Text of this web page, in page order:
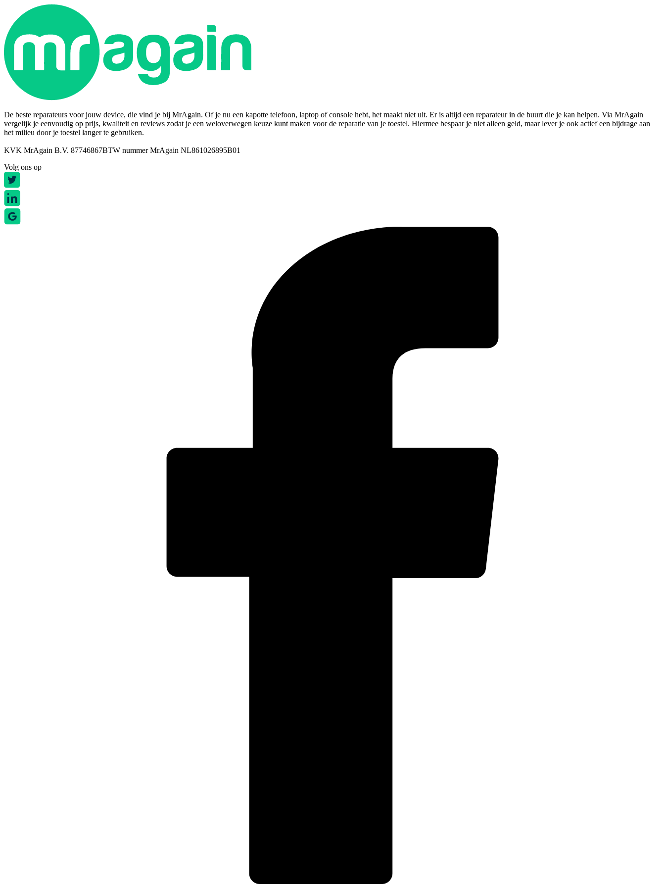
De beste reparateurs voor jouw device, die vind je bij MrAgain. Of je nu een kapotte telefoon, laptop of console hebt, het maakt niet uit. Er is altijd een reparateur in de buurt die je kan helpen. Via MrAgain
vergelijk je eenvoudig op prijs, kwaliteit en reviews zodat je een weloverwegen keuze kunt maken voor de reparatie van je toestel. Hiermee bespaar je niet alleen geld, maar lever je ook actief een bijdrage aan
het milieu door je toestel langer te gebruiken.
KVK MrAgain B.V. 87746867BTW nummer MrAgain NL861026895B01
Volg ons op